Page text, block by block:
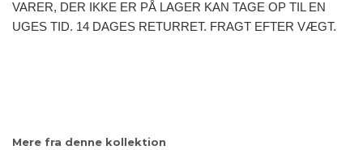
VARER, DER IKKE ER PÅ LAGER KAN TAGE OP TIL EN
UGES TID. 14 DAGES RETURRET. FRAGT EFTER VÆGT.
Mere fra denne kollektion